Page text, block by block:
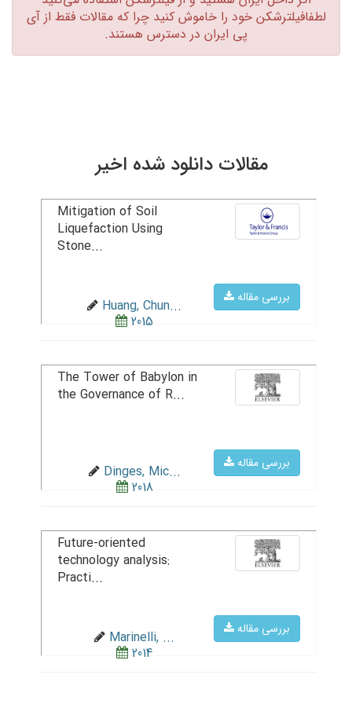
لطفافیلترشکن خود را خاموش کنید چرا که مقالات فقط از آی
پی ایران در دسترس هستند.‏
مقالات دانلود شده اخیر
بررسی مقاله
Mitigation of Soil
Liquefaction Using
Stone...
Huang, Chun...
2015
بررسی مقاله
The Tower of Babylon in
the Governance of R...
Dinges, Mic...
2018
بررسی مقاله
Future-oriented
technology analysis:
Practi...
Marinelli, ...
2014